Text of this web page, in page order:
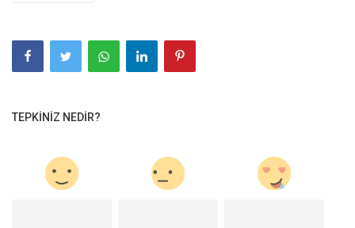
TEPKINIZ NEDIR?